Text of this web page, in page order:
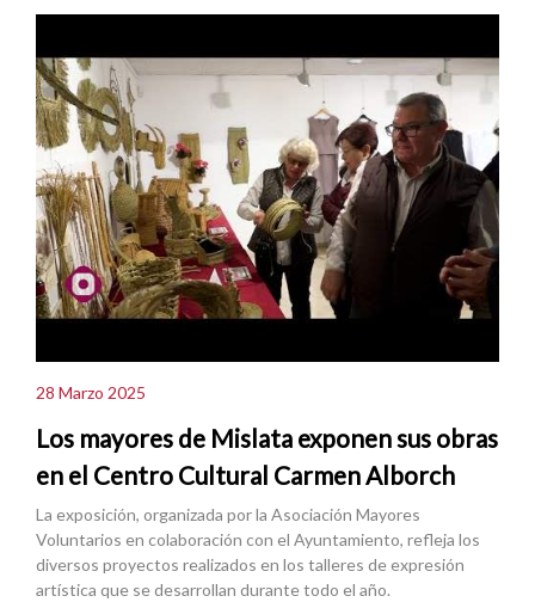
28 Marzo 2025
Los mayores de Mislata exponen sus obras
en el Centro Cultural Carmen Alborch
La exposición, organizada por la Asociación Mayores
Voluntarios en colaboración con el Ayuntamiento, refleja los
diversos proyectos realizados en los talleres de expresión
artística que se desarrollan durante todo el año.